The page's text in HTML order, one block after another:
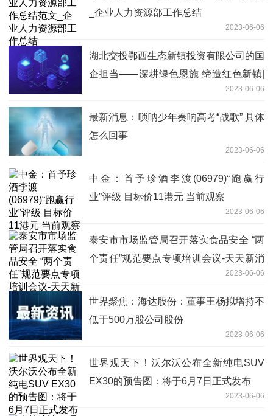
_企业人力资源部工作总结
2023-06-06
湖北交投鄂西生态新镇投资有限公司的国
企担当——深耕绿色恩施 缔造红色新镇|
2023-06-06
最新消息：唢呐少年奏响高考“战歌” 具体
怎么回事
2023-06-06
中金：首予珍酒李渡(06979)“跑赢行
业”评级 目标价11港元 当前观察
2023-06-06
泰安市市场监管局召开落实食品安全 “两
个责任”规范要点专项培训会议-天天新消
2023-06-06
世界聚焦：海达股份：董事王杨拟增持不
低于500万股公司股份
2023-06-06
世界观天下！沃尔沃公布全新纯电SUV
EX30的预告图：将于6月7日正式发布
2023-06-06